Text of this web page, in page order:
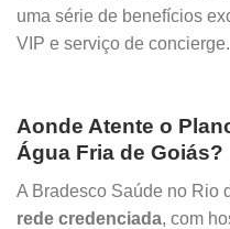
uma série de benefícios
VIP e serviço de concierge.
Aonde Atente o
Água Fria de Goiás?
A Bradesco Saúde no Rio
rede credenciada, com